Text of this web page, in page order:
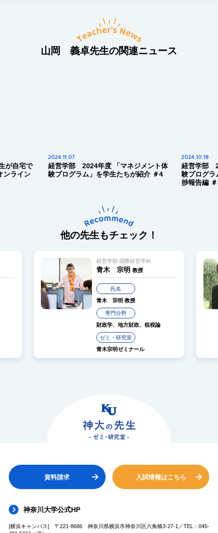
山岡 義卓先生の関連ニュース
2024年度 「マネジメント体
ラム」を学生たちが紹介 ＃4
経営学部 2024年度 「マネジメン
験プログラム」を学生たちが紹介
他の先生もチェック！
青木 宗明教授
氏名
青木 宗明教授
経営学部
浅海
氏名
浅海 典
資料請求 入試情報はこちら
神奈川大学公式HP
[横浜キャンパス] 〒221-8686 神奈川県横浜市神奈川区六角橋3-27-1／TEL：045-